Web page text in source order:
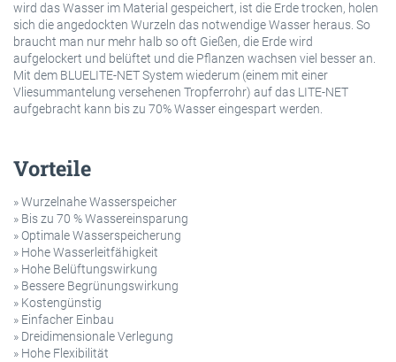
wird das Wasser im Material gespeichert, ist die Erde trocken, holen
sich die angedockten Wurzeln das notwendige Wasser heraus. So
braucht man nur mehr halb so oft Gießen, die Erde wird
aufgelockert und belüftet und die Pflanzen wachsen viel besser an.
Mit dem BLUELITE-NET System wiederum (einem mit einer
Vliesummantelung versehenen Tropferrohr) auf das LITE-NET
aufgebracht kann bis zu 70% Wasser eingespart werden.
Vorteile
» Wurzelnahe Wasserspeicher
» Bis zu 70 % Wassereinsparung
» Optimale Wasserspeicherung
» Hohe Wasserleitfähigkeit
» Hohe Belüftungswirkung
» Bessere Begrünungswirkung
» Kostengünstig
» Einfacher Einbau
» Dreidimensionale Verlegung
» Hohe Flexibilität